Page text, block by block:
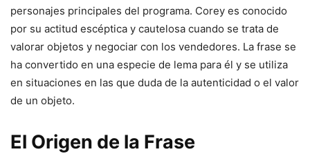
personajes principales del programa. Corey es conocido
por su actitud escéptica y cautelosa cuando se trata de
valorar objetos y negociar con los vendedores. La frase se
ha convertido en una especie de lema para él y se utiliza
en situaciones en las que duda de la autenticidad o el valor
de un objeto.
El Origen de la Frase